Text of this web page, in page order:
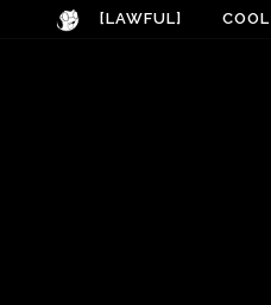
[LAWFUL] COOL